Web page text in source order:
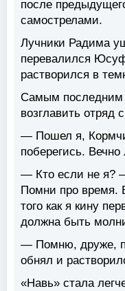
после
самострелами.
Лучники Радима
перевалился
растворился в
Самым последним
возглавить отряд
— Пошел я,
поберегись.
— Кто если не я?
Помни про время.
того как я кину
должна быть
— Помню, друже,
обнял и
«Навь» стала